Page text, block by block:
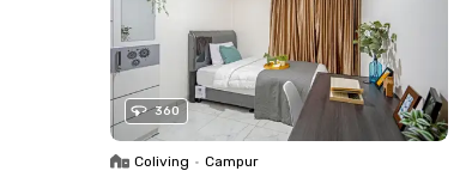
360
Coliving • Campur